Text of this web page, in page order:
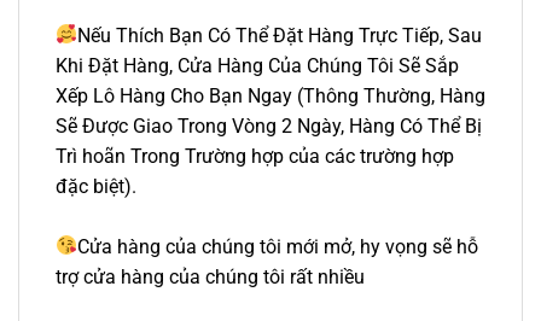
Nếu Thích Bạn Có Thể Đặt Hàng Trực Tiếp, Sau
Khi Đặt Hàng, Cửa Hàng Của Chúng Tôi Sẽ Sắp
Xếp Lô Hàng Cho Bạn Ngay (Thông Thường, Hàng
Sẽ Được Giao Trong Vòng 2 Ngày, Hàng Có Thể Bị
Trì hoãn Trong Trường hợp của các trường hợp
đặc biệt).
Cửa hàng của chúng tôi mới mở, hy vọng sẽ hỗ
trợ cửa hàng của chúng tôi rất nhiều